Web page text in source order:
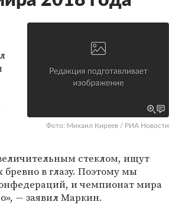
Фото: Михаил Киреев / РИА Новости
стеклом, ищут
в глазу. Поэтому мы
и чемпионат мира
— заявил Маркин.